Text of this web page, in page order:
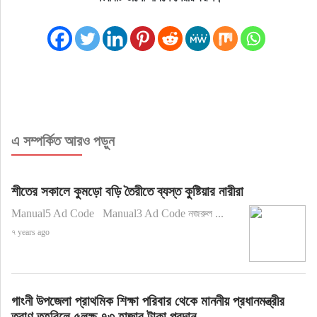
এ সম্পর্কিত আরও পড়ুন
শীতের সকালে কুমড়ো বড়ি তৈরীতে ব্যস্ত কুষ্টিয়ার নারীরা
Manual5 Ad Code Manual3 Ad Code নজরুল ...
৭ years ago
গাংনী উপজেলা প্রাথমিক শিক্ষা পরিবার থেকে মাননীয় প্রধানমন্ত্রীর